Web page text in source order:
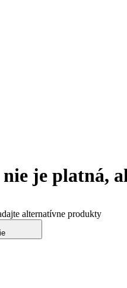
je platná,
alternatívne produkty